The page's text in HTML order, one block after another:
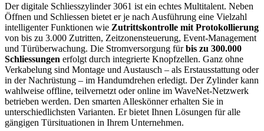
Der digitale Schliesszylinder 3061 ist ein echtes Multitalent. Neben
Öffnen und Schliessen bietet er je nach Ausführung eine Vielzahl
intelligenter Funktionen wie Zutrittskontrolle mit Protokollierung
von bis zu 3.000 Zutritten, Zeitzonensteuerung, Event-Management
und Türüberwachung. Die Stromversorgung fürbis zu 300.000
Schliessungen erfolgt durch integrierte Knopfzellen. Ganz ohne
Verkabelung sind Montage und Austausch – als Erstausstattung oder
in der Nachrüstung – im Handumdrehen erledigt. Der Zylinder kann
wahlweise offline, teilvernetzt oder online im WaveNet-Netzwerk
betrieben werden. Den smarten Alleskönner erhalten Sie in
unterschiedlichsten Varianten. Er bietet Ihnen Lösungen für alle
gängigen Türsituationen in Ihrem Unternehmen.